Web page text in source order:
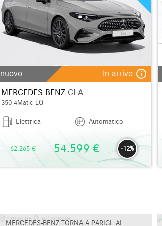
nuovo In arrivo info_outline
MERCEDES-BENZ CLA
350 4Matic EQ
Elettrica Automatico
62.265 € -12%
54.599 €
MERCEDES-BENZ TORNA A PARIGI: AL